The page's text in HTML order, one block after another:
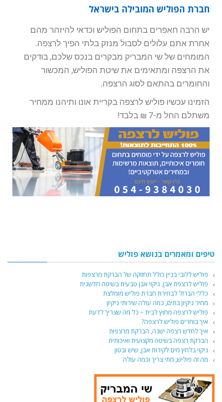
חברת הפוליש המובילה בישראל
יש הרבה חאפרים בתחום הפוליש וכדאי להיזהר מהם
אחרת אתם עלולים לסבול מנזק בלתי הפיך לרצפה.
המומחים של שי המבריק מבקרים בנכס שלכם, בודקים
את הרצפה ומתאימים את שיטת הפוליש, המכשור
והחומרים בהתאם לסוג הרצפה.
הזמינו עכשיו פוליש לרצפה בקריית אונו ותיהנו ממחיר
משתלם החל מ-7 ₪ בלבד!
טיפים ומאמרים בנושא פוליש
פוליש ללובי בניין כולל תחזוקה של הברקת מרצפות
פוליש לרצפת אבן, ניקוי אבן טבעית בשיטה חדשנית
כללי הברזל לבחירת חברת פוליש מומלצת
מחיר ניקיון בתים, כמה עולה שירותי ניקיון
פוליש לרצפה מחוץ לבית – כל מה שצריך לדעת
איך בוחרים פוליש לרצפה?
איך לחדש רצפה ישנה, הברקת מרצפות
הברקת רצפה בשיטה מקצועית ואיכותית
ניקוי בלחץ מים לקירות אבן, שיש ובטון
מה זה פוליש, מתי צריך וכמה עולה